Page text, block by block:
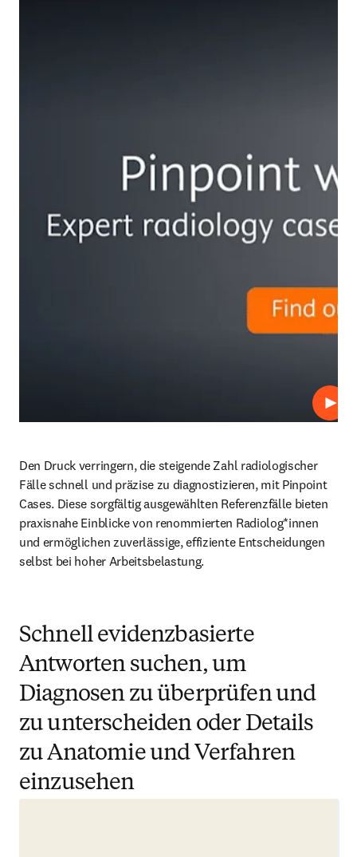
Den Druck verringern, die steigende Zahl radiologischer
Fälle schnell und präzise zu diagnostizieren, mit Pinpoint
Cases. Diese sorgfältig ausgewählten Referenzfälle bieten
praxisnahe Einblicke von renommierten Radiolog*innen
und ermöglichen zuverlässige, effiziente Entscheidungen
selbst bei hoher Arbeitsbelastung.
Schnell evidenzbasierte
Antworten suchen, um
Diagnosen zu überprüfen und
zu unterscheiden oder Details
zu Anatomie und Verfahren
einzusehen